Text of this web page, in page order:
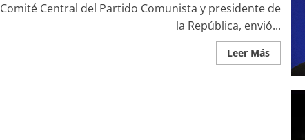
Comité Central del Partido Comunista y presidente de
la República, envió...
Leer Más